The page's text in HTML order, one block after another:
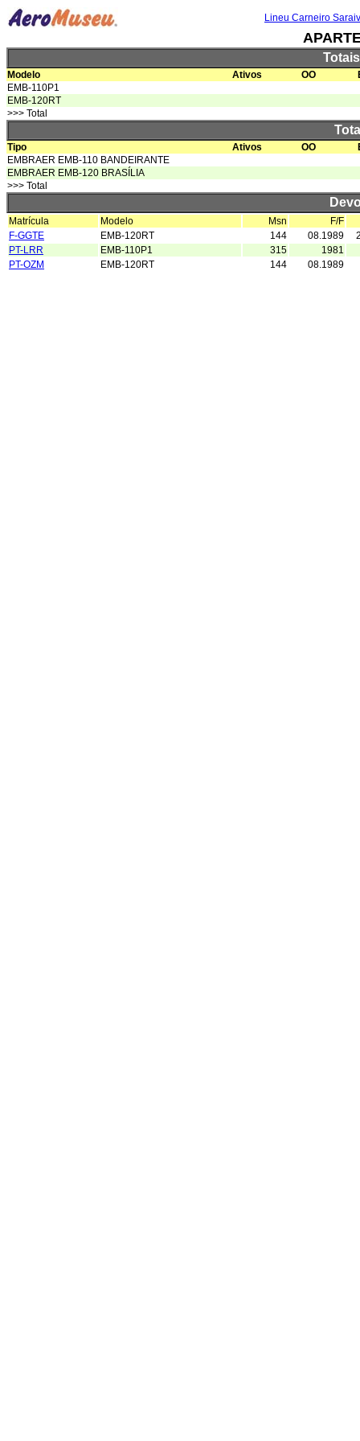
Lineu Carneiro
Modelo Ativos OO
EMB-110P1
EMB-120RT
>>> Total
Tipo Ativos OO
EMBRAER EMB-110 BANDEIRANTE
EMBRAER EMB-120 BRASÍLIA
>>> Total
Matrícula Modelo Msn
F/F
F-GGTE
EMB-120RT 144 08.1989
PT-LRR
EMB-110P1 315
1981
PT-OZM
EMB-120RT 144 08.1989